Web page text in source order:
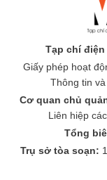
Tạp chí điện
Giấy phép hoạt
Thông tin
Cơ quan chủ
Liên hiệp
Tổng
Trụ sở tòa soạn: